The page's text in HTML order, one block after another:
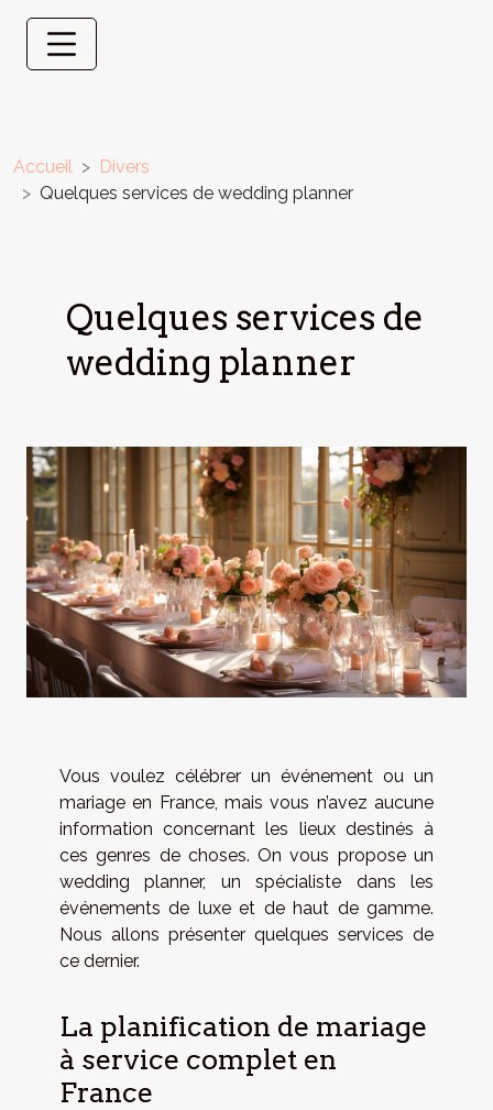
Accueil
Divers
Quelques services de wedding planner
Quelques services de
wedding planner
Vous voulez célébrer un événement ou un
mariage en France, mais vous n’avez aucune
information concernant les lieux destinés à
ces genres de choses. On vous propose un
wedding planner, un spécialiste dans les
événements de luxe et de haut de gamme.
Nous allons présenter quelques services de
ce dernier.
La planification de mariage
à service complet en
France